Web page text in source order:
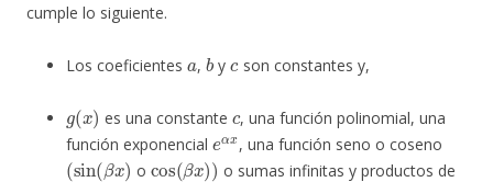
cumple lo siguiente.
Los coeficientes ,
b
y son constantes y,
( )
es una constante
, una función polinomial, una
función exponencial
eαx
, una función seno o coseno
(sin(βx )
o
cos(βx) )
o sumas infinitas y productos de